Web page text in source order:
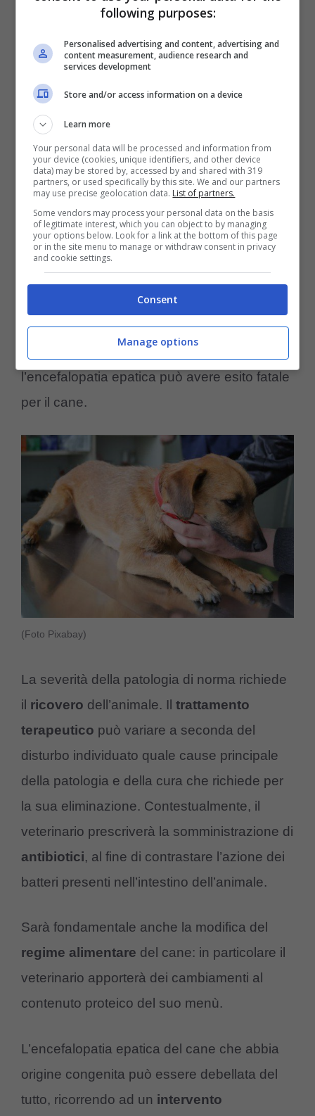
atteggiamento aggressivo.
ultimo stadiosintomatologico di norma è
caratterizzato dall’insorgenza di eccessiva
salivazione ed
Potrebbe interessarti anche:Insufficienza
mitralica nel cane, che cos’è? Cause e
possibili rischi per Fido
Il trattamento terapeutico
In presenza dei sintomi descritti, è
necessario rivolgersi immediatamente il
proprio veterinario di fiducia; come detto,
l’encefalopatia epatica può avere esito fatale
per il cane.
(Foto Pixabay)
La severità della patologia di norma richiede
il ricovero dell’animale. Il trattamento
terapeutico può variare a seconda del
disturbo individuato quale cause principale
della patologia e della cura che richiede per
la sua eliminazione. Contestualmente, il
veterinario prescriverà la somministrazione di
antibiotici, al fine di contrastare l’azione dei
batteri presenti nell’intestino dell’animale.
Sarà fondamentale anche la modifica del
regime alimentare del cane: in particolare il
veterinario apporterà dei cambiamenti al
contenuto proteico del suo menù.
L’encefalopatia epatica del cane che abbia
origine congenita può essere debellata del
tutto, ricorrendo ad un intervento
following purposes:
Personalised advertising and content, advertising and
content measurement, audience research and
services development
Store and/or access information on a device
Learn more
Your personal data will be processed and information from
your device (cookies, unique identifiers, and other device
data) may be stored by, accessed by and shared with 319
partners, or used specifically by this site. We and our partners
may use precise geolocation data. List of partners.
Some vendors may process your personal data on the basis
of legitimate interest, which you can object to by managing
your options below. Look for a link at the bottom of this page
or in the site menu to manage or withdraw consent in privacy
and cookie settings.
Consent
Manage options